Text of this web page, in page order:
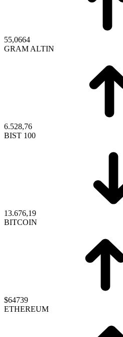
55,0664
GRAM ALTIN
6.528,76
BIST 100
13.676,19
BITCOIN
$64739
ETHEREUM